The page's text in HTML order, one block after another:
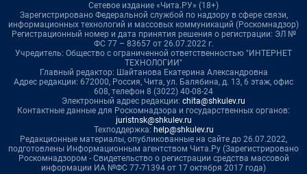
Сетевое издание «Чита.РУ» (18+)
Зарегистрировано Федеральной службой по надзору в сфере связи,
информационных технологий и массовых коммуникаций (Роскомнадзор)
Регистрационный номер и дата принятия решения о регистрации: ЭЛ №
ФС 77 – 83657 от 26.07.2022 г.
Учредитель: Общество с ограниченной ответственностью "ИНТЕРНЕТ
ТЕХНОЛОГИИ"
Главный редактор: Шайтанова Екатерина Александровна
Адрес редакции: 672000, Россия, Чита, ул. Балябина, д. 13, 6 этаж, офис
608, телефон 8 (3022) 40-08-24
Электронный адрес редакции: chita@shkulev.ru
Контактные данные для Роскомнадзора и государственных органов:
juristnsk@shkulev.ru
Техподдержка: help@shkulev.ru
Редакционные материалы, опубликованные на сайте до 26.07.2022,
подготовлены Информационным агентством Чита.Ру (Зарегистрировано
Роскомнадзором - Свидетельство о регистрации средства массовой
информации ИА №ФС 77-71394 от 17 октября 2017 года)